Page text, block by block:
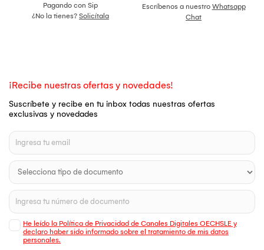
Pagando con Sip
¿No la tienes? Solicítala
Escríbenos a nuestro Whatsapp
Chat
¡Recibe nuestras ofertas y novedades!
Suscríbete y recibe en tu inbox todas nuestras ofertas
exclusivas y novedades
He leído la Política de Privacidad de Canales Digitales OECHSLE y
declaro haber sido informado sobre el tratamiento de mis datos
personales.